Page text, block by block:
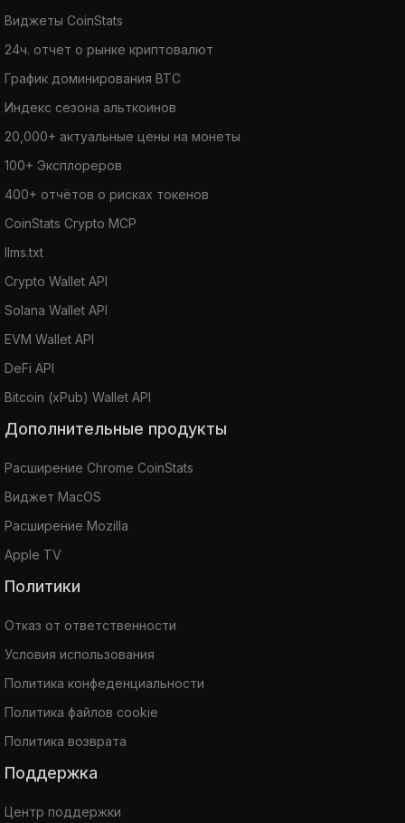
Виджеты CoinStats
24ч. отчет о рынке криптовалют
График доминирования BTC
Индекс сезона альткоинов
20,000+ актуальные цены на монеты
100+ Эксплореров
400+ отчётов о рисках токенов
CoinStats Crypto MCP
llms.txt
Crypto Wallet API
Solana Wallet API
EVM Wallet API
DeFi API
Bitcoin (xPub) Wallet API
Дополнительные продукты
Расширение Chrome CoinStats
Виджет MacOS
Расширение Mozilla
Apple TV
Политики
Отказ от ответственности
Условия использования
Политика конфеденциальности
Политика файлов cookie
Политика возврата
Поддержка
Центр поддержки